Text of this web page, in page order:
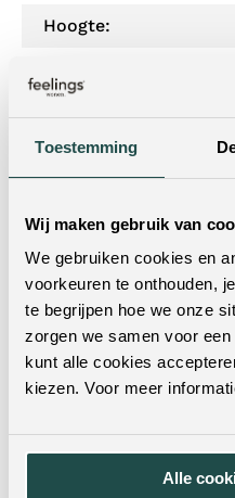
Toestemming
Wij maken gebruik van
We gebruiken cookies en
voorkeuren te onthouden,
te begrijpen hoe we onze
zorgen we samen voor
kunt alle cookies
kiezen. Voor meer
Alle
Hoogte:
Wil je dit product
Je kunt dit product ook in
is er altijd een winkel bij
postcode of woonplaats
vind je met één klik de